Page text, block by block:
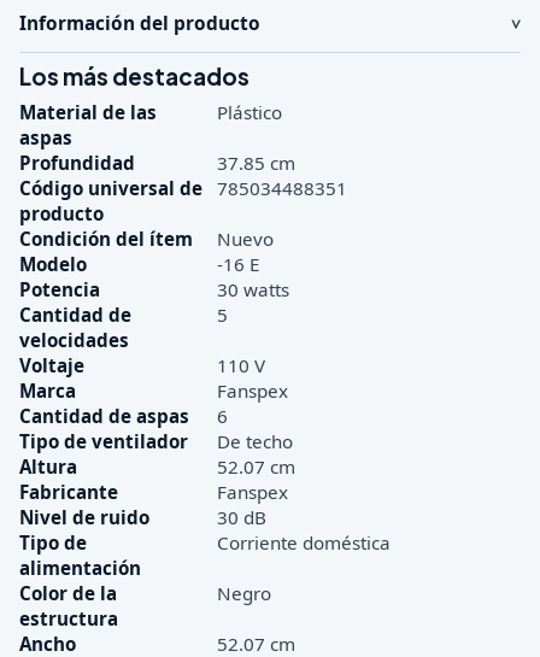
Información del producto
Los más destacados
Material de las
aspas
Plástico
Profundidad
37.85 cm
Código universal de
producto
785034488351
Condición del ítem
Nuevo
Modelo
-16 E
Potencia
30 watts
Cantidad de
velocidades
5
Voltaje
110 V
Marca
Fanspex
Cantidad de aspas
6
Tipo de ventilador
De techo
Altura
52.07 cm
Fabricante
Fanspex
Nivel de ruido
30 dB
Tipo de
alimentación
Corriente doméstica
Color de la
estructura
Negro
Ancho 52.07 cm